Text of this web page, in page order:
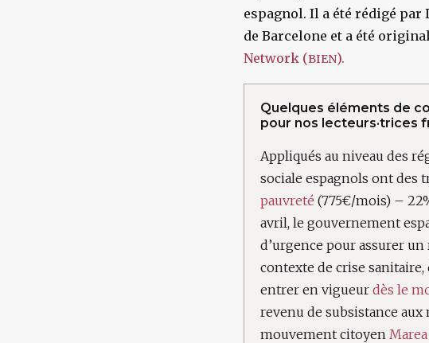
espagnol. Il a été rédigé
de Barcelone et a été
Network (BIEN).
Quelques éléments de
pour nos lecteurs·trices
Appliqués au niveau des
sociale espagnols ont des
pauvreté (775€/mois) –
avril, le gouvernement
d’urgence pour assurer
contexte de crise
entrer en vigueur dès le
revenu de subsistance aux
mouvement citoyen